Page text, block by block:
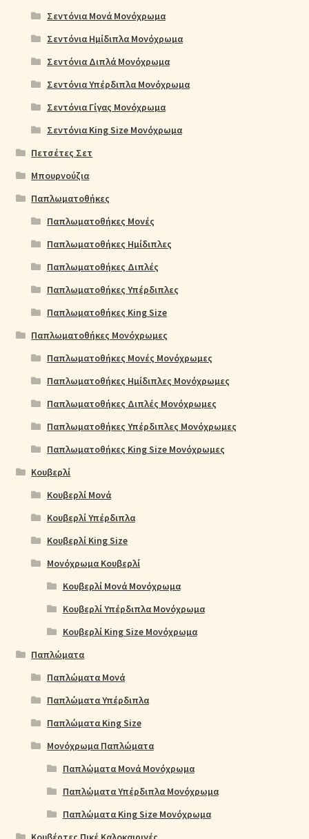
Σεντόνια Μονά Μονόχρωμα
Σεντόνια Ημίδιπλα Μονόχρωμα
Σεντόνια Διπλά Μονόχρωμα
Σεντόνια Υπέρδιπλα Μονόχρωμα
Σεντόνια Γίγας Μονόχρωμα
Σεντόνια King Size Μονόχρωμα
Πετσέτες Σετ
Μπουρνούζια
Παπλωματοθήκες
Παπλωματοθήκες Μονές
Παπλωματοθήκες Ημίδιπλες
Παπλωματοθήκες Διπλές
Παπλωματοθήκες Υπέρδιπλες
Παπλωματοθήκες King Size
Παπλωματοθήκες Μονόχρωμες
Παπλωματοθήκες Μονές Μονόχρωμες
Παπλωματοθήκες Ημίδιπλες Μονόχρωμες
Παπλωματοθήκες Διπλές Μονόχρωμες
Παπλωματοθήκες Υπέρδιπλες Μονόχρωμες
Παπλωματοθήκες King Size Μονόχρωμες
Κουβερλί
Κουβερλί Μονά
Κουβερλί Υπέρδιπλα
Κουβερλί King Size
Μονόχρωμα Κουβερλί
Κουβερλί Μονά Μονόχρωμα
Κουβερλί Υπέρδιπλα Μονόχρωμα
Κουβερλί King Size Μονόχρωμα
Παπλώματα
Παπλώματα Μονά
Παπλώματα Υπέρδιπλα
Παπλώματα King Size
Μονόχρωμα Παπλώματα
Παπλώματα Μονά Μονόχρωμα
Παπλώματα Υπέρδιπλα Μονόχρωμα
Παπλώματα King Size Μονόχρωμα